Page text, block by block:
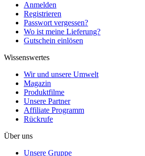
Anmelden
Registrieren
Passwort vergessen?
Wo ist meine Lieferung?
Gutschein einlösen
Wissenswertes
Wir und unsere Umwelt
Magazin
Produktfilme
Unsere Partner
Affiliate Programm
Rückrufe
Über uns
Unsere Gruppe